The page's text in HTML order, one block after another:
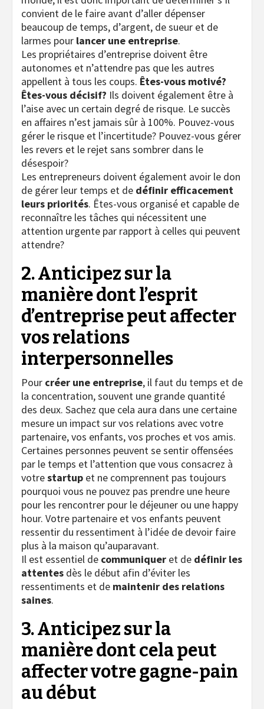
convient de le faire avant d’aller dépenser
beaucoup de temps, d’argent, de sueur et de
larmes pour lancer une entreprise.
Les propriétaires d’entreprise doivent être
autonomes et n’attendre pas que les autres
appellent à tous les coups. Êtes-vous motivé?
Êtes-vous décisif? Ils doivent également être à
l’aise avec un certain degré de risque. Le succès
en affaires n’est jamais sûr à 100%. Pouvez-vous
gérer le risque et l’incertitude? Pouvez-vous gérer
les revers et le rejet sans sombrer dans le
désespoir?
Les entrepreneurs doivent également avoir le don
de gérer leur temps et de définir efficacement
leurs priorités. Êtes-vous organisé et capable de
reconnaître les tâches qui nécessitent une
attention urgente par rapport à celles qui peuvent
attendre?
2. Anticipez sur la
manière dont l’esprit
d’entreprise peut affecter
vos relations
interpersonnelles
Pour créer une entreprise, il faut du temps et de
la concentration, souvent une grande quantité
des deux. Sachez que cela aura dans une certaine
mesure un impact sur vos relations avec votre
partenaire, vos enfants, vos proches et vos amis.
Certaines personnes peuvent se sentir offensées
par le temps et l’attention que vous consacrez à
votrestartup et ne comprennent pas toujours
pourquoi vous ne pouvez pas prendre une heure
pour les rencontrer pour le déjeuner ou une happy
hour. Votre partenaire et vos enfants peuvent
ressentir du ressentiment à l’idée de devoir faire
plus à la maison qu’auparavant.
Il est essentiel de communiquer et de définir les
attentes dès le début afin d’éviter les
ressentiments et de maintenir des relations
saines.
3. Anticipez sur la
manière dont cela peut
affecter votre gagne-pain
au début